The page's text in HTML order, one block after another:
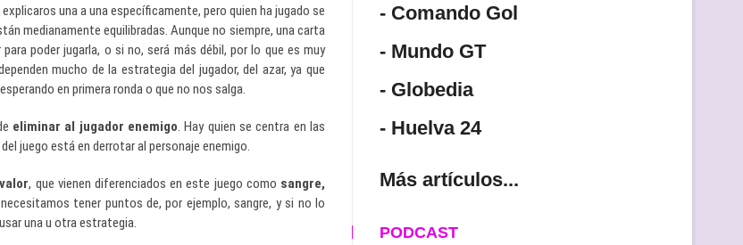
una a una específicamente, pero quien ha jugado se
medianamente equilibradas. Aunque no siempre, una carta
poder jugarla, o si no, será más débil, por lo que es muy
mucho de la estrategia del jugador, del azar, ya que
en primera ronda o que no nos salga.
eliminar al jugador enemigo. Hay quien se centra en las
juego está en derrotar al personaje enemigo.
, que vienen diferenciados en este juego como sangre,
tener puntos de, por ejemplo, sangre, y si no lo
una u otra estrategia.
- Comando Gol
- Mundo GT
- Globedia
- Huelva 24
Más artículos...
PODCAST